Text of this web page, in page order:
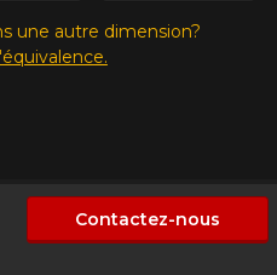
une autre dimension?
Contactez-nous